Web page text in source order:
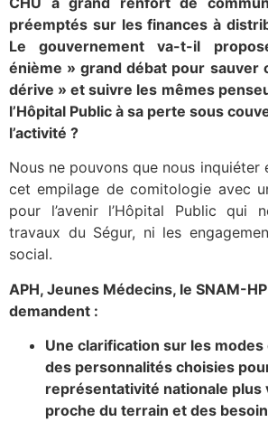
préemptés sur les finances à
Le gouvernement va-t-il
énième » grand débat pour sauver
dérive » et suivre les mêmes
l’Hôpital Public à sa perte sous
l’activité ?
Nous ne pouvons que nous inquiéter
cet empilage de comitologie avec
pour l’avenir l’Hôpital Public qui
travaux du Ségur, ni les
social.
APH, Jeunes Médecins, le SNAM-
demandent :
Une clarification sur les
des personnalités choisies
représentativité nationale plus
proche du terrain et des